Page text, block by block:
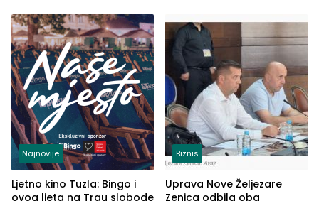
(FOTO)
Najnovije
Ljetno kino Tuzla: Bingo i
ovog ljeta na Trgu slobode
Biznis
Uprava Nove Željezare
Zenica odbila oba